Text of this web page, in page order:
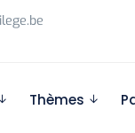
Thèmes